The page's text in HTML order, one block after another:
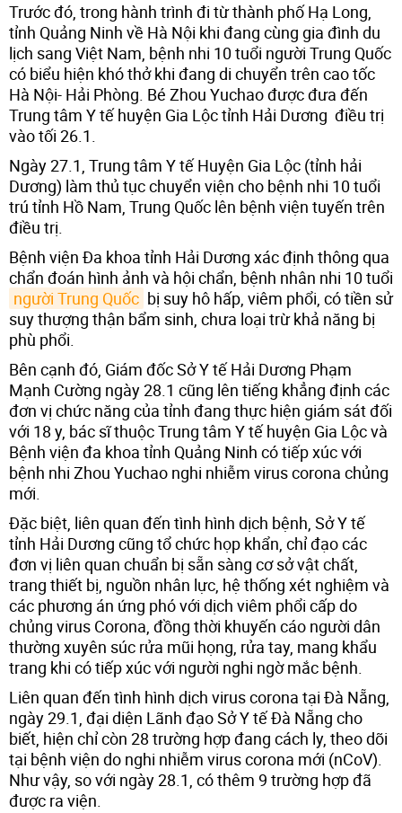
Trước đó, trong hành trình đi từ thành phố Hạ Long,
tỉnh Quảng Ninh về Hà Nội khi đang cùng gia đình du
lịch sang Việt Nam, bệnh nhi 10 tuổi người Trung Quốc
có biểu hiện khó thở khi đang di chuyển trên cao tốc
Hà Nội- Hải Phòng. Bé Zhou Yuchao được đưa đến
Trung tâm Y tế huyện Gia Lộc tỉnh Hải Dương điều trị
vào tối 26.1.
Ngày 27.1, Trung tâm Y tế Huyện Gia Lộc (tỉnh hải
Dương) làm thủ tục chuyển viện cho bệnh nhi 10 tuổi
trú tỉnh Hồ Nam, Trung Quốc lên bệnh viện tuyến trên
điều trị.
Bệnh viện Đa khoa tỉnh Hải Dương xác định thông qua
chẩn đoán hình ảnh và hội chẩn, bệnh nhân nhi 10 tuổi
người Trung Quốc bị suy hô hấp, viêm phổi, có tiền sử
suy thượng thận bẩm sinh, chưa loại trừ khả năng bị
phù phổi.
Bên cạnh đó, Giám đốc Sở Y tế Hải Dương Phạm
Mạnh Cường ngày 28.1 cũng lên tiếng khẳng định các
đơn vị chức năng của tỉnh đang thực hiện giám sát đối
với 18 y, bác sĩ thuộc Trung tâm Y tế huyện Gia Lộc và
Bệnh viện đa khoa tỉnh Quảng Ninh có tiếp xúc với
bệnh nhi Zhou Yuchao nghi nhiễm virus corona chủng
mới.
Đặc biệt, liên quan đến tình hình dịch bệnh, Sở Y tế
tỉnh Hải Dương cũng tổ chức họp khẩn, chỉ đạo các
đơn vị liên quan chuẩn bị sẵn sàng cơ sở vật chất,
trang thiết bị, nguồn nhân lực, hệ thống xét nghiệm và
các phương án ứng phó với dịch viêm phổi cấp do
chủng virus Corona, đồng thời khuyến cáo người dân
thường xuyên súc rửa mũi họng, rửa tay, mang khẩu
trang khi có tiếp xúc với người nghi ngờ mắc bệnh.
Liên quan đến tình hình dịch virus corona tại Đà Nẵng,
ngày 29.1, đại diện Lãnh đạo Sở Y tế Đà Nẵng cho
biết, hiện chỉ còn 28 trường hợp đang cách ly, theo dõi
tại bệnh viện do nghi nhiễm virus corona mới (nCoV).
Như vậy, so với ngày 28.1, có thêm 9 trường hợp đã
được ra viện.